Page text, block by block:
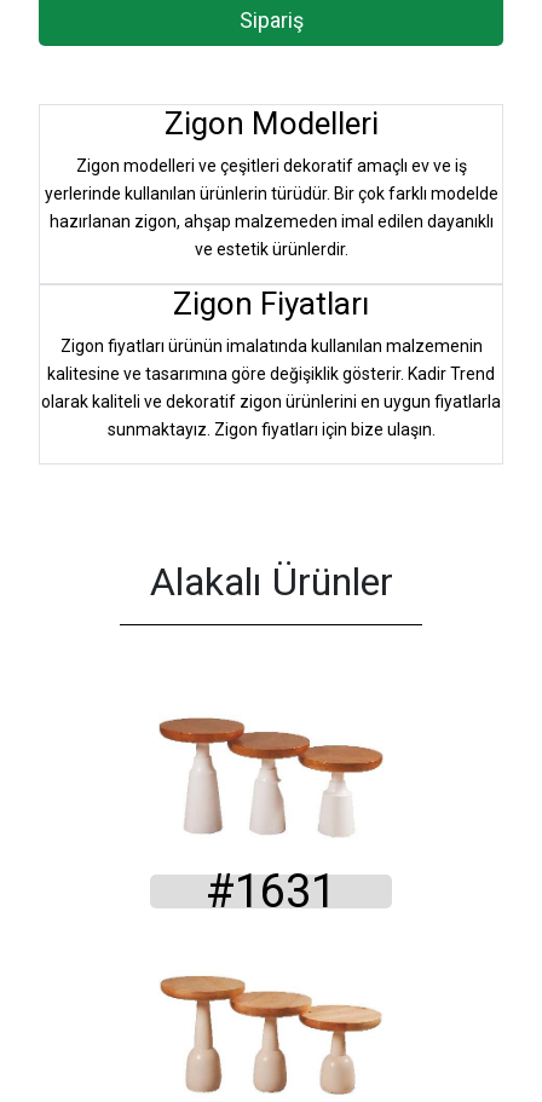
Sipariş
Zigon Modelleri
Zigon modelleri ve çeşitleri dekoratif amaçlı ev ve iş
yerlerinde kullanılan ürünlerin türüdür. Bir çok farklı modelde
hazırlanan zigon, ahşap malzemeden imal edilen dayanıklı
ve estetik ürünlerdir.
Zigon Fiyatları
Zigon fiyatları ürünün imalatında kullanılan malzemenin
kalitesine ve tasarımına göre değişiklik gösterir. Kadir Trend
olarak kaliteli ve dekoratif zigon ürünlerini en uygun fiyatlarla
sunmaktayız. Zigon fiyatları için bize ulaşın.
Alakalı Ürünler
#1631